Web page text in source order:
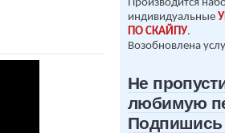
Производится
индивидуальные
ПО СКАЙПУ.
Возобновлена
Не
любимую
Подпишись